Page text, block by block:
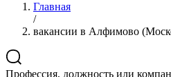
Главная
/
вакансии в Алфимово
Профессия, должность или